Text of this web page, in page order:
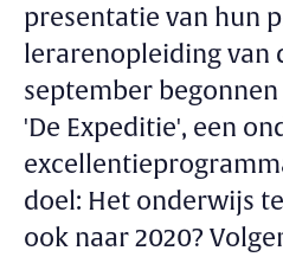
presentatie van hun
lerarenopleiding van
september
'De Expeditie', een
doel: Het onderwijs
ook naar 2020?